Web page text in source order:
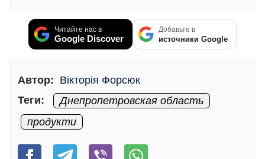
Читайте нас в
Google Discover
Добавьте в
источники Google
Автор: Вікторія Форсюк
Теги:
Днепропетровская область
продукти